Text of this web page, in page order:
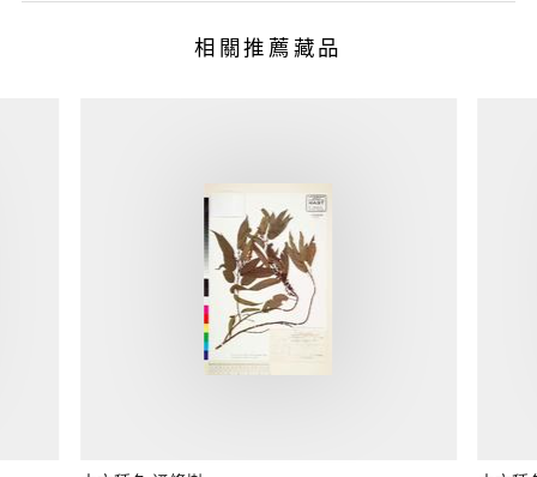
相關推薦藏品